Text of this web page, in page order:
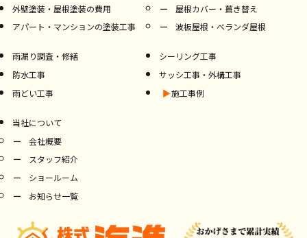
外壁塗装・屋根塗装の費用
アパート・マンションの塗装工事
屋根カバー・葺き替え
波板屋根・ベランダ屋根
雨漏り調査・修繕
防水工事
雨どい工事
シーリング工事
サッシ工事・外構工事
施工事例
当社について
会社概要
スタッフ紹介
ショールーム
お知らせ一覧